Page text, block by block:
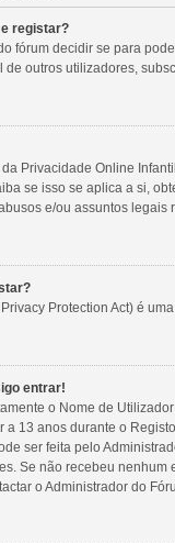
registar?
fórum decidir se para
outros utilizadores,
Privacidade Online
se isso se aplica a si,
e/ou assuntos legais
Protection Act) é
entrar!
o Nome de
13 anos durante o
ser feita pelo
Se não recebeu
o Administrador do